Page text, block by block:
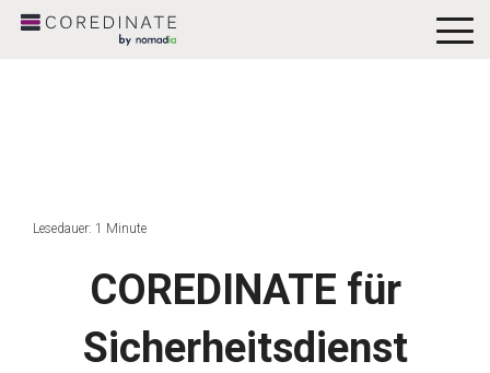
Lesedauer: 1 Minute
COREDINATE für
Sicherheitsdienst